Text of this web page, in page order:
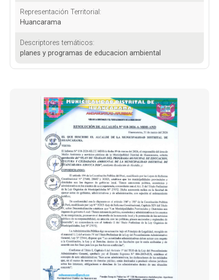
Representación Territorial:
Huancarama
Descriptores temáticos:
planes y programas de educacion ambiental